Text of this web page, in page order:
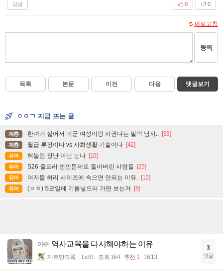
답글 0
0
새로고침
등록
목록 본문 이전 다음 댓글보기
ㅇㅇㄱ 지금 뜨는 글
계층 한녀가 싫어서 미군 여성이랑 사귄다는 밀덕 남자.. [33]
계층 월급 루팡이다 vs 사회생활 기술이다 [42]
유머 혀놀림 장난 아닌 눈나 [10]
유머 S26 울트라 번인문제로 돌아버린 사람들 [25]
유머 여자들 허리 사이즈에 속으면 안되는 이유. [12]
유머 (ㅇㅎ) S오일에 기름넣으러 가면 보는거 [8]
이슈 역사교육을 다시해야하는 이유
제르만크록 Lv.81 조회 164 추천 1 16:13
3
댓글